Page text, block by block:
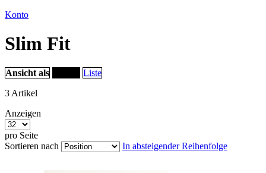
Konto
Slim Fit
Ansicht als
Liste
3 Artikel
Anzeigen
pro Seite
Sortieren nach
In absteigender Reihenfolge